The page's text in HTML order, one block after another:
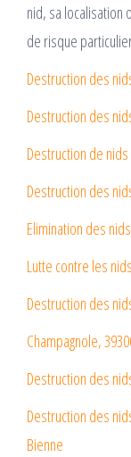
nid, sa localisation
de risque
Destruction des
Destruction des
Destruction de
Destruction des
Elimination des
Lutte contre les
Destruction des
Champagnole,
Destruction des
Destruction des
Bienne